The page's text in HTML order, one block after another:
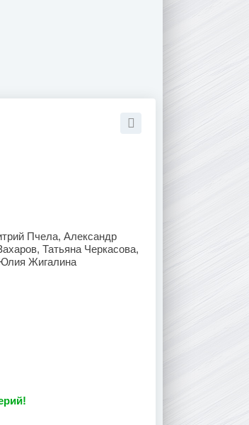
Пчела, Александр
Татьяна Черкасова,
Жигалина